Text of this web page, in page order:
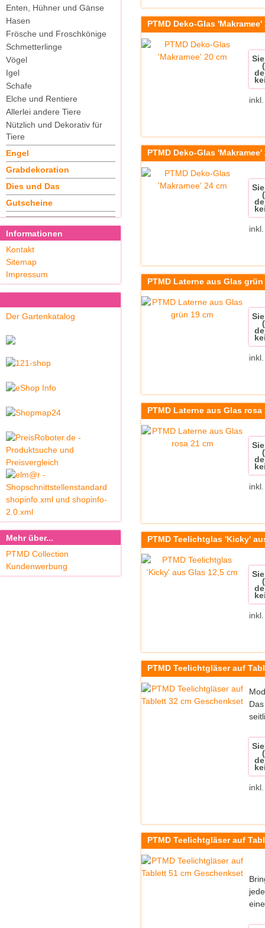
PTMD Deko-Glas 'Makramee'
PTMD Deko-Glas 'Makramee'
PTMD Laterne aus Glas grün
PTMD Laterne aus Glas rosa
PTMD Teelichtglas 'Kicky'
PTMD Teelichtgläser auf
PTMD Teelichtgläser auf
Enten, Hühner und Gänse
Hasen
Frösche und Froschkönige
Schmetterlinge
Vögel
Igel
Schafe
Elche und Rentiere
Allerlei andere Tiere
Nützlich und Dekorativ für
Tiere
Engel
Grabdekoration
Dies und Das
Gutscheine
Informationen
Kontakt
Sitemap
Impressum
Der Gartenkatalog
Mehr über...
PTMD Collection
Kundenwerbung